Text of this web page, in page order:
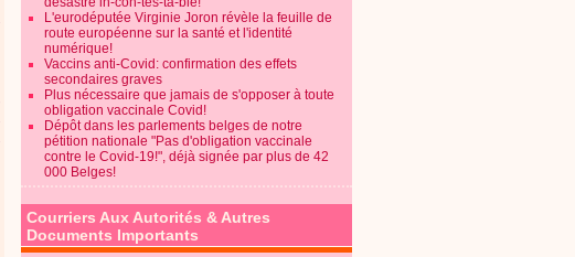
L'eurodéputée Virginie Joron révèle la feuille de
route européenne sur la santé et l'identité
numérique!
Vaccins anti-Covid: confirmation des effets
secondaires graves
Plus nécessaire que jamais de s'opposer à toute
obligation vaccinale Covid!
Dépôt dans les parlements belges de notre
pétition nationale "Pas d'obligation vaccinale
contre le Covid-19!", déjà signée par plus de 42
000 Belges!
Courriers Aux Autorités & Autres
Documents Importants